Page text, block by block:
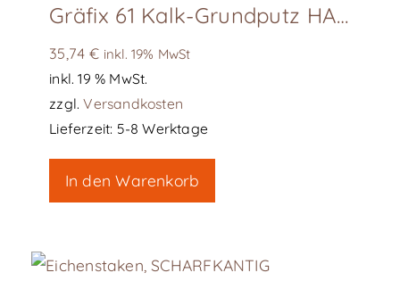
Gräfix 61 Kalk-Grundputz HAAR GROB
35,74€ inkl. 19% MwSt
inkl. 19 % MwSt.
zzgl.Versandkosten
Lieferzeit: 5-8 Werktage
In den Warenkorb